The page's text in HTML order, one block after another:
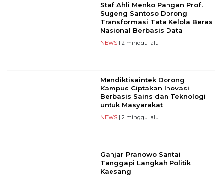
Staf Ahli Menko Pangan Prof.
Sugeng Santoso Dorong
Transformasi Tata Kelola Beras
Nasional Berbasis Data
NEWS| 2 minggu lalu
Mendiktisaintek Dorong
Kampus Ciptakan Inovasi
Berbasis Sains dan Teknologi
untuk Masyarakat
NEWS| 2 minggu lalu
Ganjar Pranowo Santai
Tanggapi Langkah Politik
Kaesang